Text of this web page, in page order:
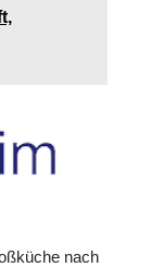
nach